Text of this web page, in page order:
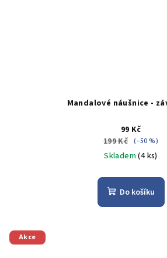
Mandalové náušnice -
99 Kč
199 Kč (–50 %)
Skladem(4 ks)
Do košíku
Akce